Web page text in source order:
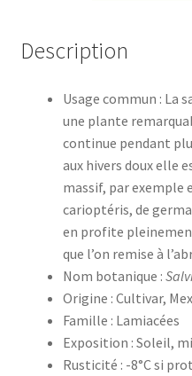
'Dark
involucre
Description
Usage commun : La
une plante
continue pendant
aux hivers doux elle
massif, par exemple
carioptéris, de
en profite
que l’on remise à
Nom botanique :
Origine : Cultivar,
Famille : Lamiacées
Exposition : Soleil,
Rusticité : -8°C si